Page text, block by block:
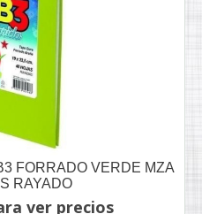
FORRADO VERDE MZA
RAYADO
ver precios